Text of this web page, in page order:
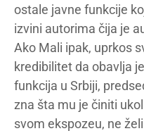
ostale javne funkcije
izvini autorima čija je
Ako Mali ipak, uprkos
kredibilitet da obavlja
funkcija u Srbiji,
zna šta mu je činiti
svom ekspozeu, ne